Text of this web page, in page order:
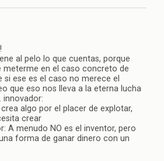
al pelo lo que cuentas, porque
meterme en el caso concreto de
si ese es el caso no merece el
que eso nos lleva a la eterna lucha
innovador:
algo por el placer de explotar,
crear
A menudo NO es el inventor, pero
forma de ganar dinero con un